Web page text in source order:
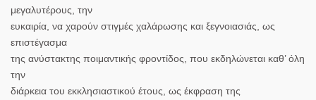
μεγαλυτέρους, την
ευκαιρία, να χαρούν στιγμές χαλάρωσης και ξεγνοιασιάς, ως
επιστέγασμα
της ανύστακτης ποιμαντικής φροντίδος, που εκδηλώνεται καθ’ όλη
την
διάρκεια του εκκλησιαστικού έτους, ως έκφραση της